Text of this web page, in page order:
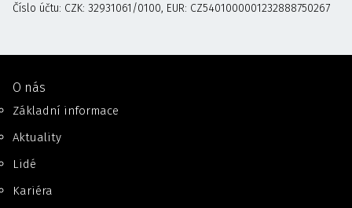
Číslo účtu: CZK: 32931061/0100, EUR: CZ5401000001232888750267
O nás
Základní informace
Aktuality
Lidé
Kariéra